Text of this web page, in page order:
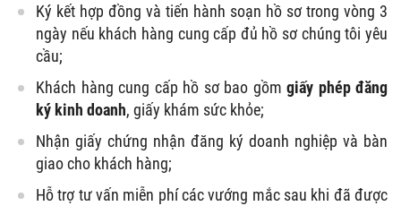
Ký kết hợp đồng và tiến hành soạn hồ sơ trong vòng 3
ngày nếu khách hàng cung cấp đủ hồ sơ chúng tôi yêu
cầu;
Khách hàng cung cấp hồ sơ bao gồm giấy phép đăng
ký kinh doanh, giấy khám sức khỏe;
Nhận giấy chứng nhận đăng ký doanh nghiệp và bàn
giao cho khách hàng;
Hỗ trợ tư vấn miễn phí các vướng mắc sau khi đã được